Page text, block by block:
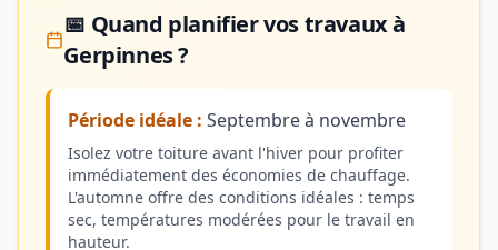
📅 Quand planifier vos travaux à
Gerpinnes ?
Période idéale : Septembre à novembre
Isolez votre toiture avant l'hiver pour profiter
immédiatement des économies de chauffage.
L'automne offre des conditions idéales : temps
sec, températures modérées pour le travail en
hauteur.